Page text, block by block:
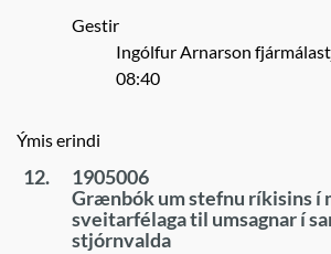
Gestir
Ingólfur Arnarson
08:40
Ýmis erindi
12.
1905006
Grænbók um stefnu ríkisins í
sveitarfélaga til umsagnar í
stjórnvalda